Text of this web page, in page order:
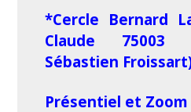
*Cercle Bernard
Claude 75003
Sébastien
Présentiel et Zoom